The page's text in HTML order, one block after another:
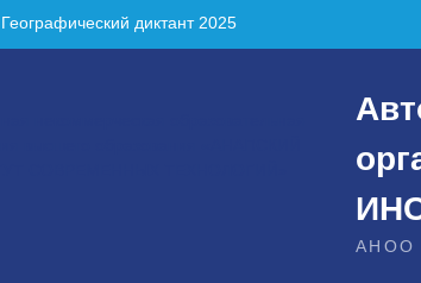
Географический диктант 2025
Торжественная церемония
АНОО